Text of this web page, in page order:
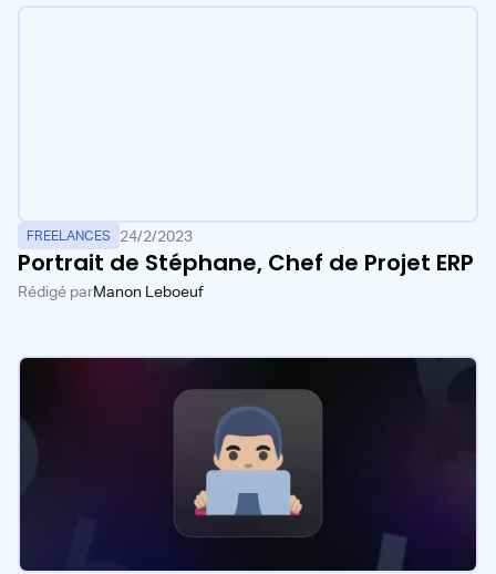
FREELANCES 24/2/2023
Portrait de Stéphane, Chef de Projet ERP
Rédigé parManon Leboeuf